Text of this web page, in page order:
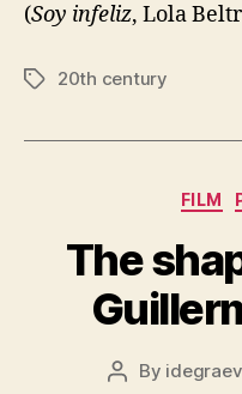
(Soy infeliz, Lola
Tags20th century
FILM
The
Post
By